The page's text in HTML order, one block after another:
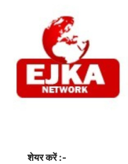
शेयर करें :-